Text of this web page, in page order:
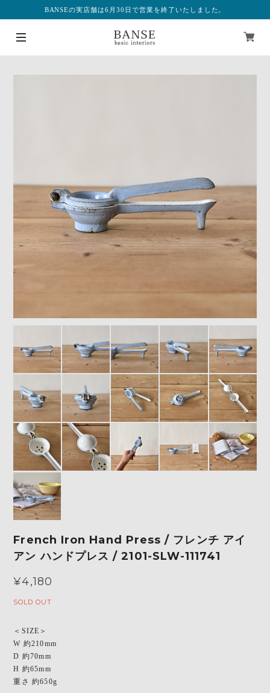
BANSEの実店舗は6月30日で営業を終了いたしました。
French Iron Hand Press / フレンチ アイ
アン ハンドプレス / 2101-SLW-111741
¥4,180
SOLD OUT
＜SIZE＞
W 約210mm
D 約70mm
H 約65mm
重さ 約650g